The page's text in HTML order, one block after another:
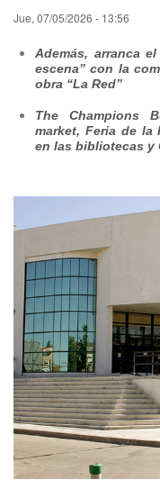
Jue, 07/05/2026 - 13:56
Además, arranca
escena” con la
obra “La Red”
The Champions
market, Feria de la
en las bibliotecas y